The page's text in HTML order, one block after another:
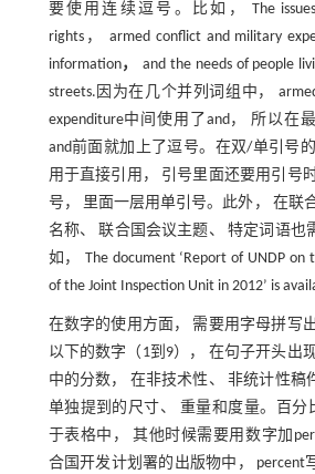
要使用连续逗号。比如， The issues
rights， armed conflict and military
information，
and the needs of people
streets.因为在几个并列词组中，
expenditure中间使用了and， 所以在
and前面就加上了逗号。在双/单引号
用于直接引用， 引号里面还要用引号
号， 里面一层用单引号。此外， 在联
名称、 联合国会议主题、 特定词语也
如， The document ‘Report of UNDP on
of the Joint Inspection Unit in 2012’ is
在数字的使用方面， 需要用字母拼写
以下的数字（1到9）， 在句子开头出
中的分数， 在非技术性、 非统计性稿
单独提到的尺寸、 重量和度量。百分
于表格中， 其他时候需要用数字加
合国开发计划署的出版物中， percent